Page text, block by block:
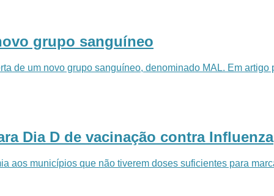
grupo sanguíneo
de um novo grupo sanguíneo, denominado MAL. Em
Dia D de vacinação contra Influenza
aos municípios que não tiverem doses suficientes para